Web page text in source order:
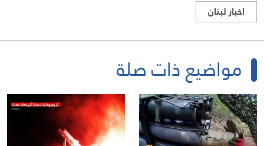
اخبار لبنان
مواضيع ذات صلة